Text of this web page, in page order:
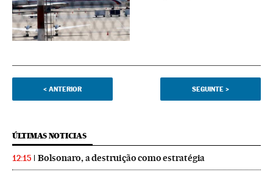
< ANTERIOR SEGUINTE >
ÚLTIMAS NOTICIAS
12:15 Bolsonaro, a destruição como estratégia